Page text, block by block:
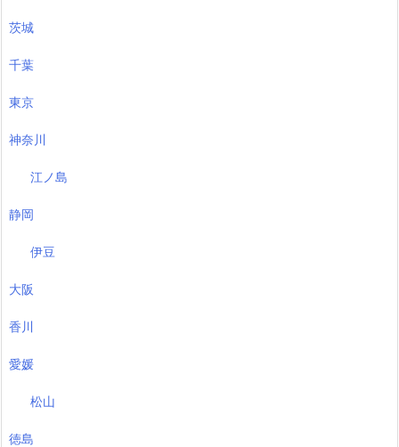
茨城
千葉
東京
神奈川
江ノ島
静岡
伊豆
大阪
香川
愛媛
松山
徳島